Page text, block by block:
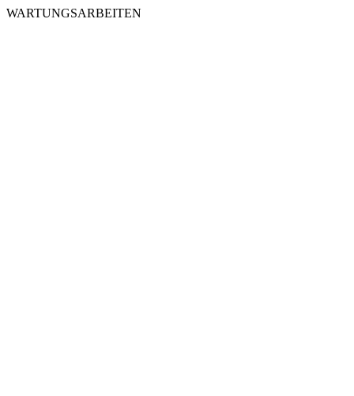
WARTUNGSARBEITEN